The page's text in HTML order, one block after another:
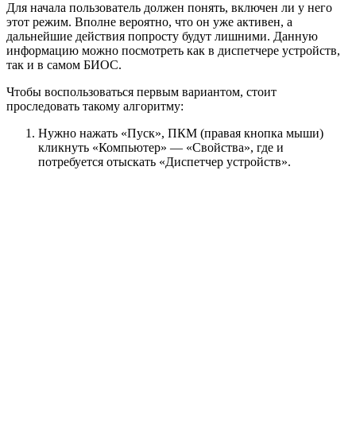
Для начала пользователь должен понять, включен ли у него
этот режим. Вполне вероятно, что он уже активен, а
дальнейшие действия попросту будут лишними. Данную
информацию можно посмотреть как в диспетчере устройств,
так и в самом БИОС.
Чтобы воспользоваться первым вариантом, стоит
проследовать такому алгоритму:
Нужно нажать «Пуск», ПКМ (правая кнопка мыши)
кликнуть «Компьютер» — «Свойства», где и
потребуется отыскать «Диспетчер устройств».